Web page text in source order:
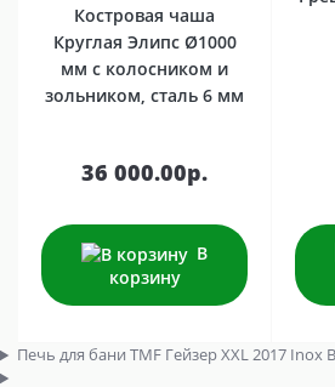
Костровая чаша
Круглая Элипс Ø1000
мм с колосником и
зольником, сталь 6 мм
36 000.00р.
В
корзину
Печь для бани TMF Гейзер XXL 2017 Inox